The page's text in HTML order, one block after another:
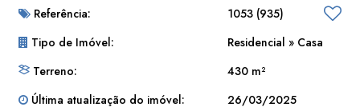
Referência: 1053 (935)
Tipo de Imóvel:
Residencial » Casa
Terreno:
430 m²
Última atualização do imóvel:
26/03/2025